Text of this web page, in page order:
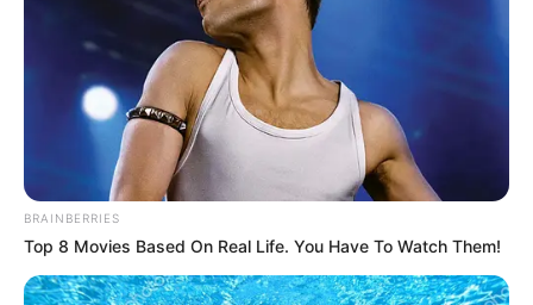
por obras en el Canal de
La Esperanza
OBRAS
Gestión del Riesgo finaliza
obras para prevenir
Mojana
BRAINBERRIES
Top 8 Movies Based On Real Life. You Have To Watch Them!